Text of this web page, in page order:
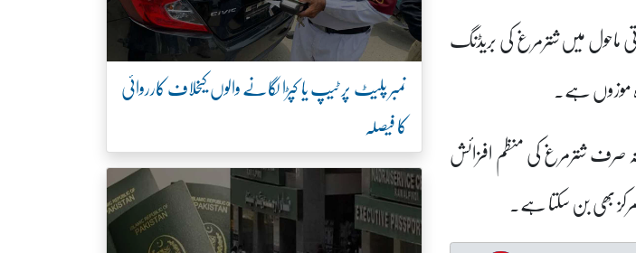
ماحول میں شترمرغ کی بریڈنگ
موزوں ہے۔
نہ صرف شترمرغ کی منظم افزائش
بھی بن سکتا ہے۔
نمبر پلیٹ پر ٹیپ یا کپڑا لگانے والوں کیخلاف کارروائی
کا فیصلہ